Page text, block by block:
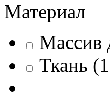
Материал
Массив
Ткань (1